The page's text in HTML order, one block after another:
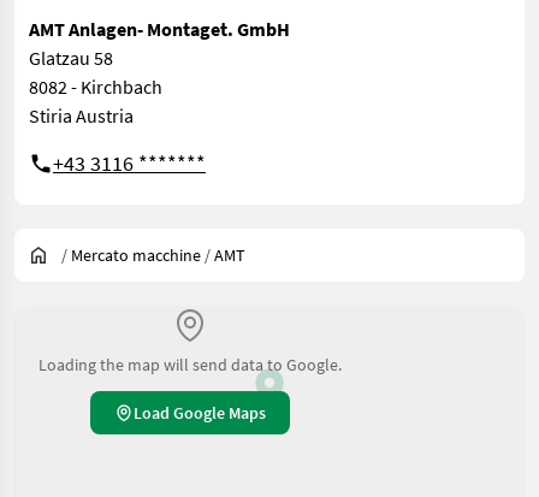
AMT Anlagen- Montaget. GmbH
Glatzau 58
8082 - Kirchbach
Stiria Austria
+43 3116 *******
/ Mercato macchine /AMT
Loading the map will send data to Google.
Load Google Maps